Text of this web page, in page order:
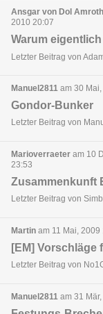
Ansgar von Dol Amroth
2010 20:07
Warum
Letzter Beitrag von
Manuel2811 am 30
Gondor-Bunker
Letzter Beitrag von
Marioverraeter am 10
23:53
Zusammenkunft
Letzter Beitrag von
Martin am 11 Mai, 2009
[EM] Vorschläge
Letzter Beitrag von
Manuel2811 am 31